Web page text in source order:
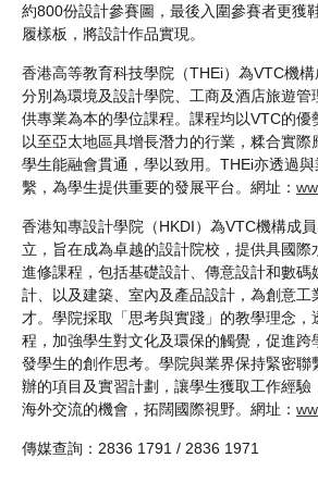
約800份設計參賽圖，最後入圍參賽者更獲
履樣板，將設計作品實現。
香港高等教育科技學院（THEi）為VTC機構
分別為環境及設計學院、工商及酒店旅遊管
供專業為本的學位課程。課程均以VTC的優
以至亞太地區具增長潛力的行業，糅合實際
學生能融會貫通，學以致用。THEi亦透過
繫，為學生提供重要的發展平台。網址：
香港知專設計學院（HKDI）為VTC機構成
立，旨在成為卓越的設計院校，提供具國
進修課程，包括基礎設計、傳意設計和數碼
計、以及建築、室內及產品設計，為創意工
才。學院採取「思考與實踐」的教學理念，
程，加強學生對文化及環保的觸覺，促進跨
發學生的創作思考。學院與業界保持緊密聯
辦的項目及實習計劃，讓學生獲取工作經驗
海外交流的機會，拓闊國際視野。網址：
傳媒查詢：2836 1791 / 2836 1971